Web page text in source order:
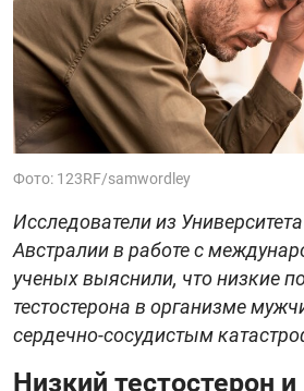
Фото: 123RF/samwordley
Исследователи из
Австралии в работе с
ученых выяснили, что низкие
тестостерона в организме
сердечно-сосудистым
Низкий тестостерон и